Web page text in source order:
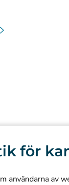
för
användarna av
ledning